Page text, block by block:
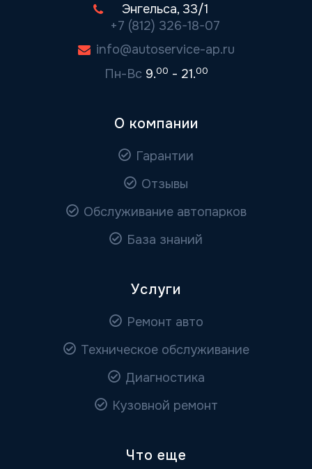
Энгельса, 33/1
+7 (812) 326-18-07
info@autoservice-ap.ru
Пн-Вс 9.00 - 21.00
О компании
Гарантии
Отзывы
Обслуживание автопарков
База знаний
Услуги
Ремонт авто
Техническое обслуживание
Диагностика
Кузовной ремонт
Что еще